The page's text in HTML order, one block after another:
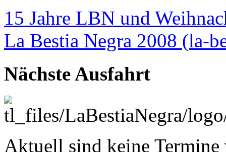
15 Jahre LBN und
La Bestia Negra 2008 (la-
Nächste Ausfahrt
Aktuell sind keine Termine